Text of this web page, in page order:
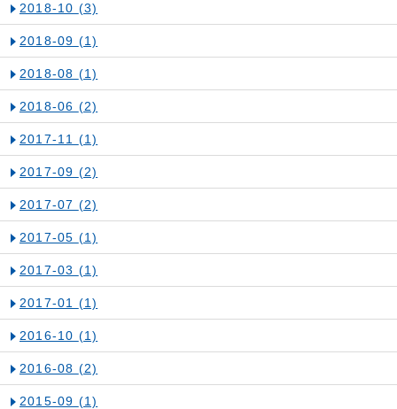
2018-10 (3)
2018-09 (1)
2018-08 (1)
2018-06 (2)
2017-11 (1)
2017-09 (2)
2017-07 (2)
2017-05 (1)
2017-03 (1)
2017-01 (1)
2016-10 (1)
2016-08 (2)
2015-09 (1)